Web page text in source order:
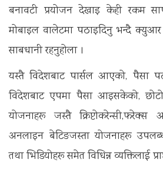
बनावटी प्रयोजन देखाइ केही रकम
मोबाइल वालेटमा पठाइदिनु भन्दै
साबधानी रहनुहोला ।
यस्तै विदेशबाट पार्सल आएको, पैसा
विदेशबाट एपमा पैसा आइसकेको,
योजनाहरू जस्तै
अनलाइन बेटिङजस्ता योजनाहरू
तथा भिडियोहरू समेत विधिन्न व्यक्तिलाई